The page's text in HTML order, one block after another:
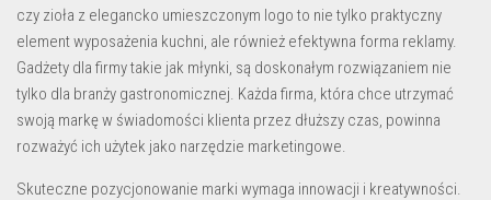
czy zioła z elegancko umieszczonym logo to nie tylko praktyczny
element wyposażenia kuchni, ale również efektywna forma reklamy.
Gadżety dla firmytakie jak młynki, są doskonałym rozwiązaniem nie
tylko dla branży gastronomicznej. Każda firma, która chce utrzymać
swoją markę w świadomości klienta przez dłuższy czas, powinna
rozważyć ich użytek jako narzędzie marketingowe.
Skuteczne pozycjonowanie marki wymaga innowacji i kreatywności.